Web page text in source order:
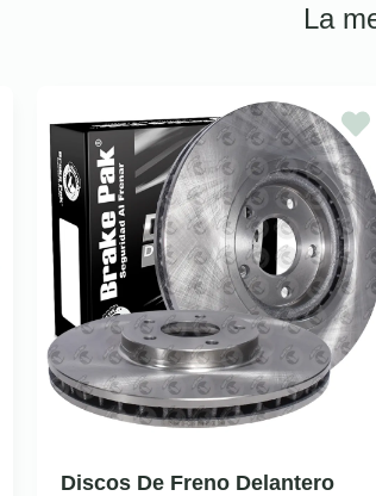
La
Discos De Freno Delantero